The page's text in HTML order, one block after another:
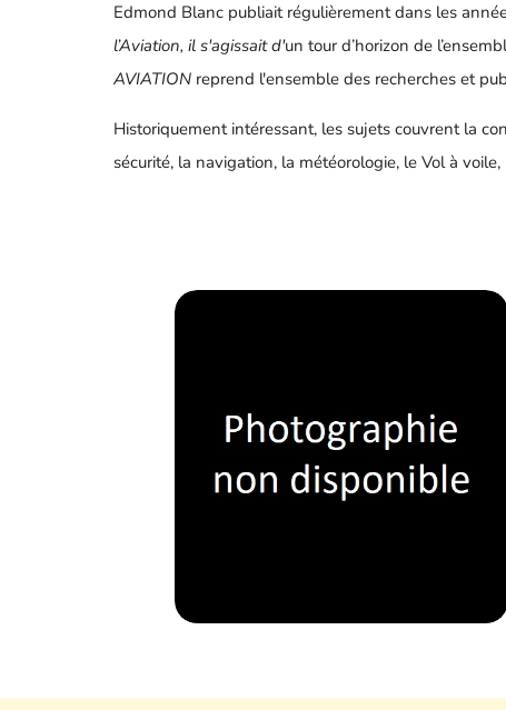
Edmond Blanc publiait régulièrement dans les
l’Aviation, il s'agissait d'un tour d’horizon de
AVIATION reprend l'ensemble des recherches et
Historiquement intéressant, les sujets couvrent la
sécurité, la navigation, la météorologie, le Vol à